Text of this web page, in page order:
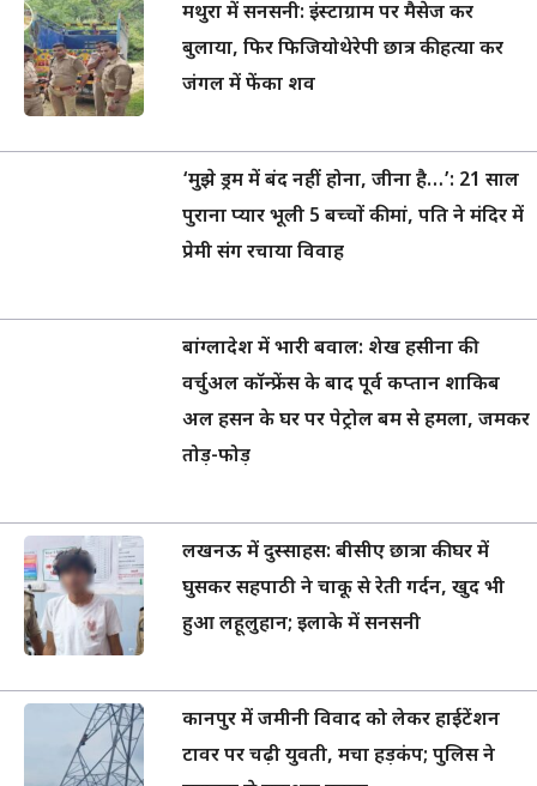
मथुरा में सनसनी: इंस्टाग्राम पर मैसेज कर
बुलाया, फिर फिजियोथेरेपी छात्र की हत्या कर
जंगल में फेंका शव
‘मुझे ड्रम में बंद नहीं होना, जीना है…’: 21 साल
पुराना प्यार भूली 5 बच्चों की मां, पति ने मंदिर में
प्रेमी संग रचाया विवाह
बांग्लादेश में भारी बवाल: शेख हसीना की
वर्चुअल कॉन्फ्रेंस के बाद पूर्व कप्तान शाकिब
अल हसन के घर पर पेट्रोल बम से हमला, जमकर
तोड़-फोड़
लखनऊ में दुस्साहस: बीसीए छात्रा की घर में
घुसकर सहपाठी ने चाकू से रेती गर्दन, खुद भी
हुआ लहूलुहान; इलाके में सनसनी
कानपुर में जमीनी विवाद को लेकर हाईटेंशन
टावर पर चढ़ी युवती, मचा हड़कंप; पुलिस ने